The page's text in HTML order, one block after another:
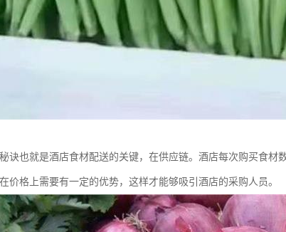
诀也就是酒店食材配送的关键，在供应链。酒店每次购买食材
价格上需要有一定的优势，这样才能够吸引酒店的采购人员。